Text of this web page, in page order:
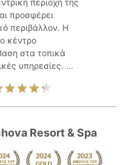
περιοχή της
προσφέρει
περιβάλλον. Η
κέντρο
στα τοπικά
υπηρεσίες. ...
Resort & Spa